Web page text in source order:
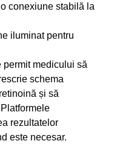
conexiune stabilă la
iluminat pentru
medicului să
schema
și să
rezultatelor
este necesar.